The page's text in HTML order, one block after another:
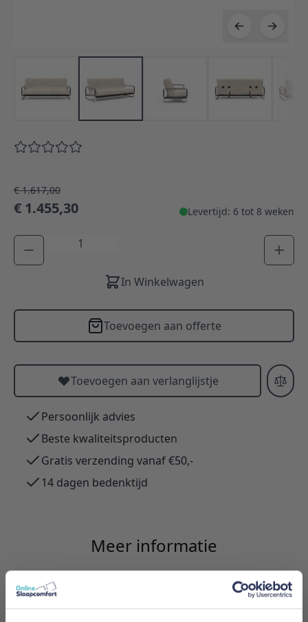
€ 1.617,00
€ 1.455,30 Levertijd: 6 tot 8 weken
Aantal
In Winkelwagen
Toevoegen aan offerte
Toevoegen aan verlanglijstje
Persoonlijk advies
Beste kwaliteitsproducten
Gratis verzending vanaf €50,-
14 dagen bedenktijd
Meer informatie
Merk